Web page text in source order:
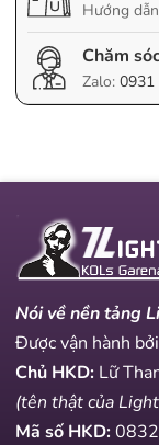
Hướng
Chăm
Zalo: 0931
Nói về nền tảng
Được vận hành bởi
Chủ HKD: Lữ
(tên thật của
Mã số HKD: